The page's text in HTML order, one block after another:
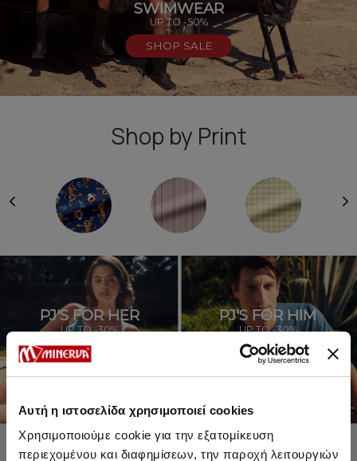
Αυτή η ιστοσελίδα χρησιμοποιεί cookies
Χρησιμοποιούμε cookie για την εξατομίκευση
περιεχομένου και διαφημίσεων, την παροχή λειτουργιών
SWIMWEAR
UP TO -50%
SHOP SALE
Shop by Print
PJ'S FOR HER
UP TO -30%
SHOP SALE
PJ'S FOR HIM
UP TO -30%
SHOP SALE